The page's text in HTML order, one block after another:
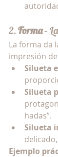
2. Forma –
La forma da
impresión
Silueta
Silueta
hadas”.
Silueta
Ejemplo